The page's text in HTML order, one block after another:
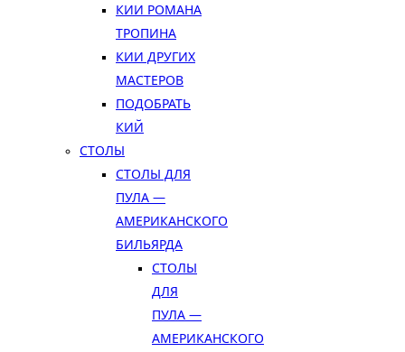
КИИ РОМАНА
ТРОПИНА
КИИ ДРУГИХ
МАСТЕРОВ
ПОДОБРАТЬ
КИЙ
СТОЛЫ
СТОЛЫ ДЛЯ
ПУЛА —
АМЕРИКАНСКОГО
БИЛЬЯРДА
СТОЛЫ
ДЛЯ
ПУЛА —
АМЕРИКАНСКОГО